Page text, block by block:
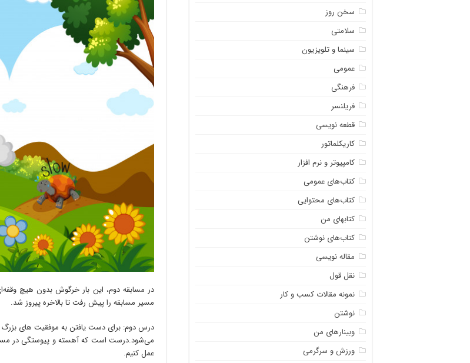
در مسابقه دوم، این بار خرگوش بدون هیچ
مسیر مسابقه را پیش رفت تا بالاخره پیروز شد.
درس دوم: برای دست یافتن به موفقیت های بزرگ
می‌شود.درست است که آهسته و پیوستگی در
عمل کنیم.
سخن روز
سلامتی
سینما و تلویزیون
عمومی
فرهنگی
فریلنسر
قطعه نویسی
کاریکلماتور
کامپیوتر و نرم افزار
کتاب‌های عمومی
کتاب‌های محتوایی
کتابهای من
کتاب‌های نوشتن
مقاله نویسی
نقل قول
نمونه مقالات کسب و کار
نوشتن
وبینارهای من
ورزش و سرگرمی